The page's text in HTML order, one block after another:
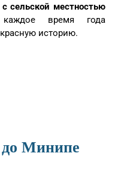
сельской местностью
время года
историю.
до Минипе